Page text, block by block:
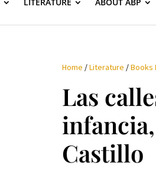
Home /Literature /Books
Las
Castillo